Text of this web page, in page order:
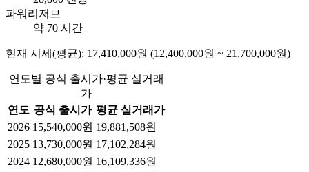
파워리저브
약 70 시간
현재 시세(평균): 17,410,000원 (12,400,000원 ~ 21,700,000원)
연도별 공식 출시가·평균 실거래
가
연도 공식 출시가 평균 실거래가
2026 15,540,000원 19,881,508원
2025 13,730,000원 17,102,284원
2024 12,680,000원 16,109,336원